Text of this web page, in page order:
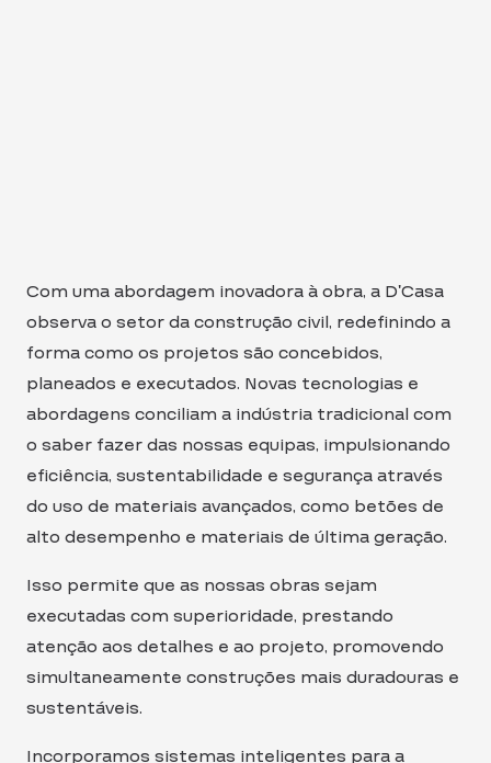
Com uma abordagem inovadora à obra, a D’Casa
observa o setor da construção civil, redefinindo a
forma como os projetos são concebidos,
planeados e executados. Novas tecnologias e
abordagens conciliam a indústria tradicional com
o saber fazer das nossas equipas, impulsionando
eficiência, sustentabilidade e segurança através
do uso de materiais avançados, como betões de
alto desempenho e materiais de última geração.
Isso permite que as nossas obras sejam
executadas com superioridade, prestando
atenção aos detalhes e ao projeto, promovendo
simultaneamente construções mais duradouras e
sustentáveis.
Incorporamos sistemas inteligentes para a